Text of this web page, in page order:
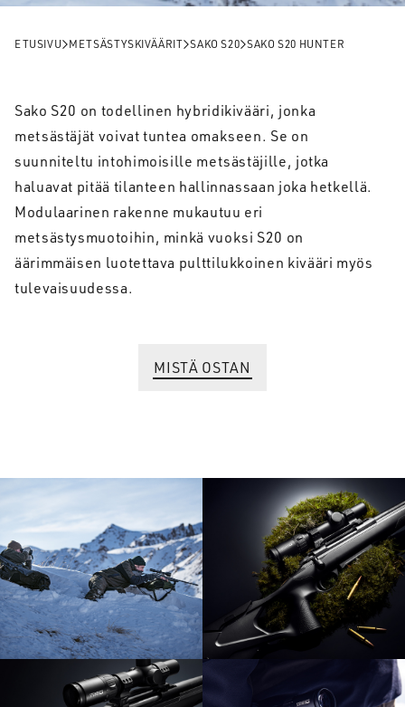
ETUSIVU METSÄSTYSKIVÄÄRIT SAKO S20 SAKO S20 HUNTER
Sako S20 on todellinen hybridikivääri, jonka
metsästäjät voivat tuntea omakseen. Se on
suunniteltu intohimoisille metsästäjille, jotka
haluavat pitää tilanteen hallinnassaan joka hetkellä.
Modulaarinen rakenne mukautuu eri
metsästysmuotoihin, minkä vuoksi S20 on
äärimmäisen luotettava pulttilukkoinen kivääri myös
tulevaisuudessa.
MISTÄ OSTAN